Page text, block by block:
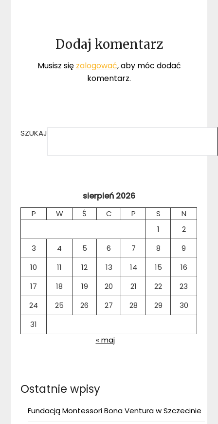
Dodaj komentarz
Musisz się zalogować, aby móc dodać
komentarz.
SZUKAJ
sierpień 2026
P W Ś C P S
N
1
2
3
4 5 6 7 8
9
10
11 12 13 14 15
16
17
18 19 20 21 22
23
24
25 26 27 28 29
30
31
« maj
Ostatnie wpisy
Fundacją Montessori Bona Ventura w Szczecinie